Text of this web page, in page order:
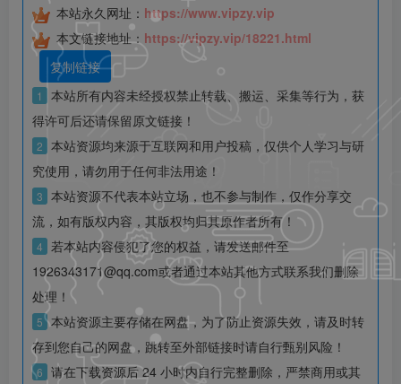
本站永久网址： https://www.vipzy.vip
本文链接地址： https://vipzy.vip/18221.html
复制链接
1
本站所有内容未经授权禁止转载、搬运、采集等行为，获
得许可后还请保留原文链接！
2 本站资源均来源于互联网和用户投稿，仅供个人学习与研
究使用，请勿用于任何非法用途！
3 本站资源不代表本站立场，也不参与制作，仅作分享交
流，如有版权内容，其版权均归其原作者所有！
4 若本站内容侵犯了您的权益，请发送邮件至
1926343171@qq.com或者通过本站其他方式联系我们删除
处理！
5 本站资源主要存储在网盘，为了防止资源失效，请及时转
存到您自己的网盘，跳转至外部链接时请自行甄别风险！
6 请在下载资源后 24 小时内自行完整删除，严禁商用或其